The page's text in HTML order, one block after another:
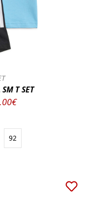
T SET
92